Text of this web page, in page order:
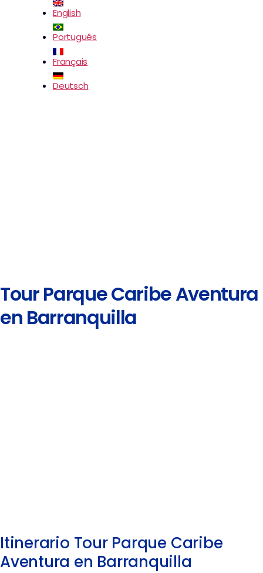
English
Português
Français
Deutsch
Tour Parque Caribe Aventura
en Barranquilla
Itinerario Tour Parque Caribe
Aventura en Barranquilla